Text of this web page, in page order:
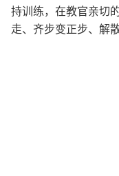
持训练，在教官亲切
走、齐步变正步、解